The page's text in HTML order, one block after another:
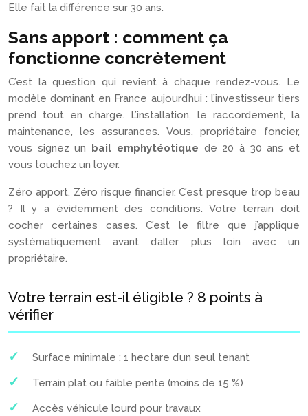
Elle fait la différence sur 30 ans.
Sans apport : comment ça
fonctionne concrètement
C’est la question qui revient à chaque rendez-vous. Le
modèle dominant en France aujourd’hui : l’investisseur tiers
prend tout en charge. L’installation, le raccordement, la
maintenance, les assurances. Vous, propriétaire foncier,
vous signez un bail emphytéotique de 20 à 30 ans et
vous touchez un loyer.
Zéro apport. Zéro risque financier. C’est presque trop beau
? Il y a évidemment des conditions. Votre terrain doit
cocher certaines cases. C’est le filtre que j’applique
systématiquement avant d’aller plus loin avec un
propriétaire.
Votre terrain est-il éligible ? 8 points à
vérifier
Surface minimale : 1 hectare d’un seul tenant
Terrain plat ou faible pente (moins de 15 %)
Accès véhicule lourd pour travaux